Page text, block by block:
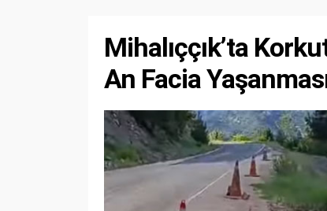
Mihalıççık’ta
An Facia